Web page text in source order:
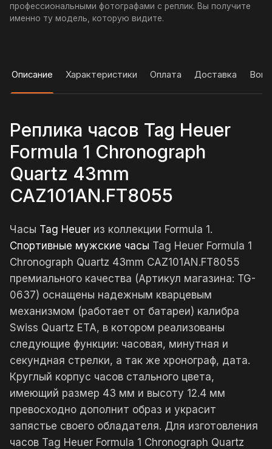
профессиональными фотографами с реплик. Вы получите
именно ту модель, которую видите.
Описание Характеристики Оплата Доставка
Реплика часов Tag Heuer
Formula 1 Chronograph
Quartz 43mm
CAZ101AN.FT8055
Часы Tag Heuer из коллекции Formula 1.
Спортивные мужские часы Tag Heuer Formula 1
Chronograph Quartz 43mm CAZ101AN.FT8055
премиального качества (Артикул магазина: TG-
0637) оснащены надежным кварцевым
механизмом (работает от батареи) калибра
Swiss Quartz ETA, в котором реализованы
следующие функции: часовая, минутная и
секундная стрелки, а так же хронограф, дата.
Круглый корпус часов стального цвета,
имеющий размер 43 мм и высоту 12.4 мм
превосходно дополнит образ и украсит
запястье своего обладателя. Для изготовления
часов Tag Heuer Formula 1 Chronograph Quartz